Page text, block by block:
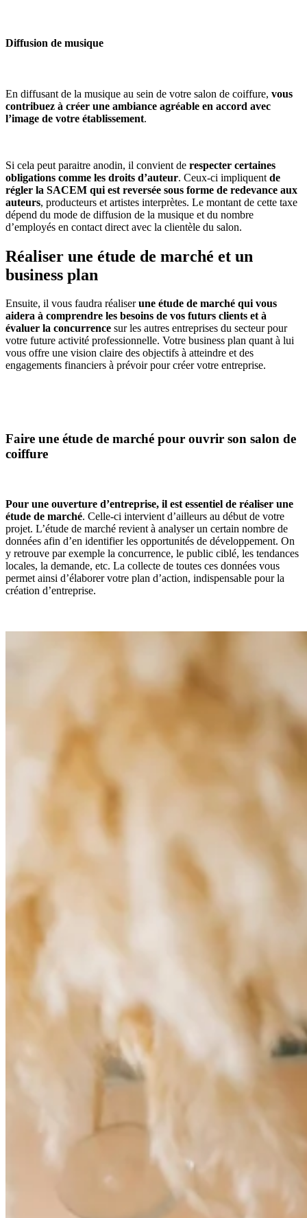
Diffusion de musique
En diffusant de la musique au sein de votre salon de coiffure, vous
contribuez à créer une ambiance agréable en accord avec
l’image de votre établissement.
Si cela peut paraitre anodin, il convient de respecter certaines
obligations comme les droits d’auteur. Ceux-ci impliquent de
régler la SACEM qui est reversée sous forme de redevance aux
auteurs, producteurs et artistes interprètes. Le montant de cette taxe
dépend du mode de diffusion de la musique et du nombre
d’employés en contact direct avec la clientèle du salon.
Réaliser une étude de marché et un
business plan
Ensuite, il vous faudra réaliserune étude de marché qui vous
aidera à comprendre les besoins de vos futurs clients et à
évaluer la concurrence sur les autres entreprises du secteur pour
votre future activité professionnelle. Votre business plan quant à lui
vous offre une vision claire des objectifs à atteindre et des
engagements financiers à prévoir pour créer votre entreprise.
Faire une étude de marché pour ouvrir son salon de
coiffure
Pour une ouverture d’entreprise, il est essentiel de réaliser une
étude de marché. Celle-ci intervient d’ailleurs au début de votre
projet. L’étude de marché revient à analyser un certain nombre de
données afin d’en identifier les opportunités de développement. On
y retrouve par exemple la concurrence, le public ciblé, les tendances
locales, la demande, etc. La collecte de toutes ces données vous
permet ainsi d’élaborer votre plan d’action, indispensable pour la
création d’entreprise.